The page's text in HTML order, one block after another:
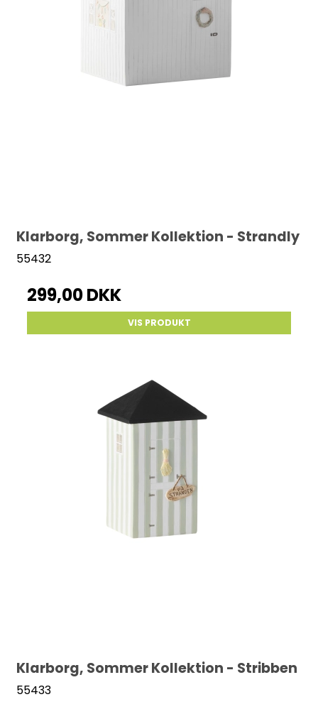
Klarborg, Sommer Kollektion - Strandly
55432
299,00 DKK
VIS PRODUKT
Klarborg, Sommer Kollektion - Stribben
55433